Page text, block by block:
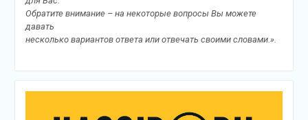
Обратите внимание – на некоторые вопросы Вы можете
давать
несколько вариантов ответа или отвечать своими словами.».